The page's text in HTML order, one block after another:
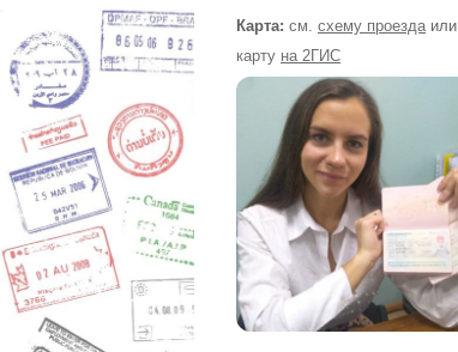
Карта: см. схему проездаили
карту на 2ГИС